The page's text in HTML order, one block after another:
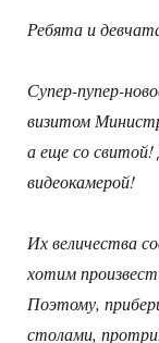
Ребята и
Супер-пупер-
визитом
а еще со
видеокамерой!
Их величества
хотим
Поэтому,
столами,